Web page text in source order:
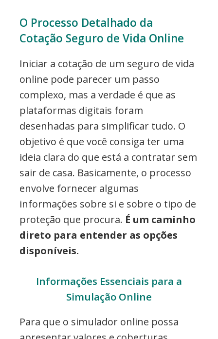
O Processo Detalhado da
Cotação Seguro de Vida Online
Iniciar a cotação de um seguro de vida
online pode parecer um passo
complexo, mas a verdade é que as
plataformas digitais foram
desenhadas para simplificar tudo. O
objetivo é que você consiga ter uma
ideia clara do que está a contratar sem
sair de casa. Basicamente, o processo
envolve fornecer algumas
informações sobre si e sobre o tipo de
proteção que procura. É um caminho
direto para entender as opções
disponíveis.
Informações Essenciais para a
Simulação Online
Para que o simulador online possa